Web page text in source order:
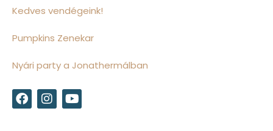
Kedves vendégeink!
Pumpkins Zenekar
Nyári party a Jonathermálban
F
a
I
n
Y
o